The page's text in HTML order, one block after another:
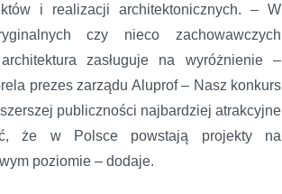
i realizacji architektonicznych. – W
czy nieco zachowawczych
zasługuje na wyróżnienie –
prezes zarządu Aluprof – Nasz konkurs
publiczności najbardziej atrakcyjne
że w Polsce powstają projekty na
poziomie – dodaje.